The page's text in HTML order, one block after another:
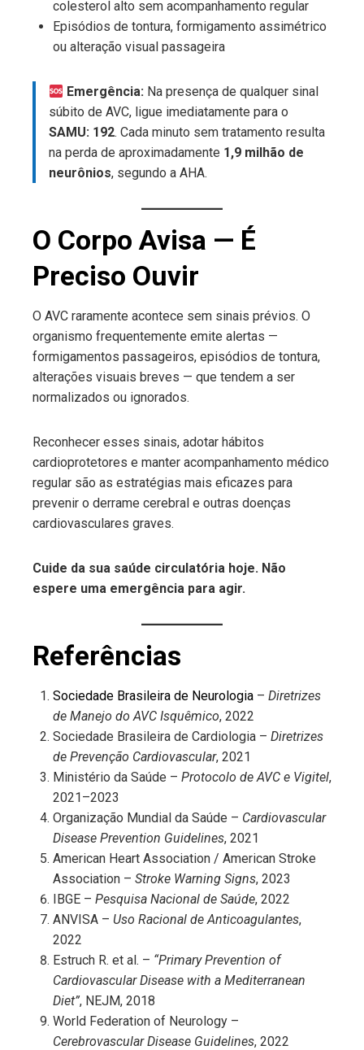
colesterol alto sem acompanhamento regular
Episódios de tontura, formigamento assimétrico
ou alteração visual passageira
Emergência: Na presença de qualquer sinal
súbito de AVC, ligue imediatamente para o
SAMU: 192. Cada minuto sem tratamento resulta
na perda de aproximadamente 1,9 milhão de
neurônios, segundo a AHA.
O Corpo Avisa — É
Preciso Ouvir
O AVC raramente acontece sem sinais prévios. O
organismo frequentemente emite alertas —
formigamentos passageiros, episódios de tontura,
alterações visuais breves — que tendem a ser
normalizados ou ignorados.
Reconhecer esses sinais, adotar hábitos
cardioprotetores e manter acompanhamento médico
regular são as estratégias mais eficazes para
prevenir o derrame cerebral e outras doenças
cardiovasculares graves.
Cuide da sua saúde circulatória hoje. Não
espere uma emergência para agir.
Referências
Sociedade Brasileira de Neurologia – Diretrizes
de Manejo do AVC Isquêmico, 2022
Sociedade Brasileira de Cardiologia – Diretrizes
de Prevenção Cardiovascular, 2021
Ministério da Saúde – Protocolo de AVC e Vigitel,
2021–2023
Organização Mundial da Saúde – Cardiovascular
Disease Prevention Guidelines, 2021
American Heart Association / American Stroke
Association – Stroke Warning Signs, 2023
IBGE – Pesquisa Nacional de Saúde, 2022
ANVISA – Uso Racional de Anticoagulantes,
2022
Estruch R. et al. – “Primary Prevention of
Cardiovascular Disease with a Mediterranean
Diet”, NEJM, 2018
World Federation of Neurology –
Cerebrovascular Disease Guidelines, 2022